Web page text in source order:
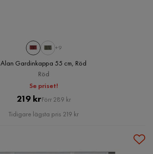
+9
Alan Gardinkappa 55 cm, Röd
Röd
Se priset!
Pris
219 krOriginal
Pris
Förr 289 kr
Tidigare lägsta pris 219 kr